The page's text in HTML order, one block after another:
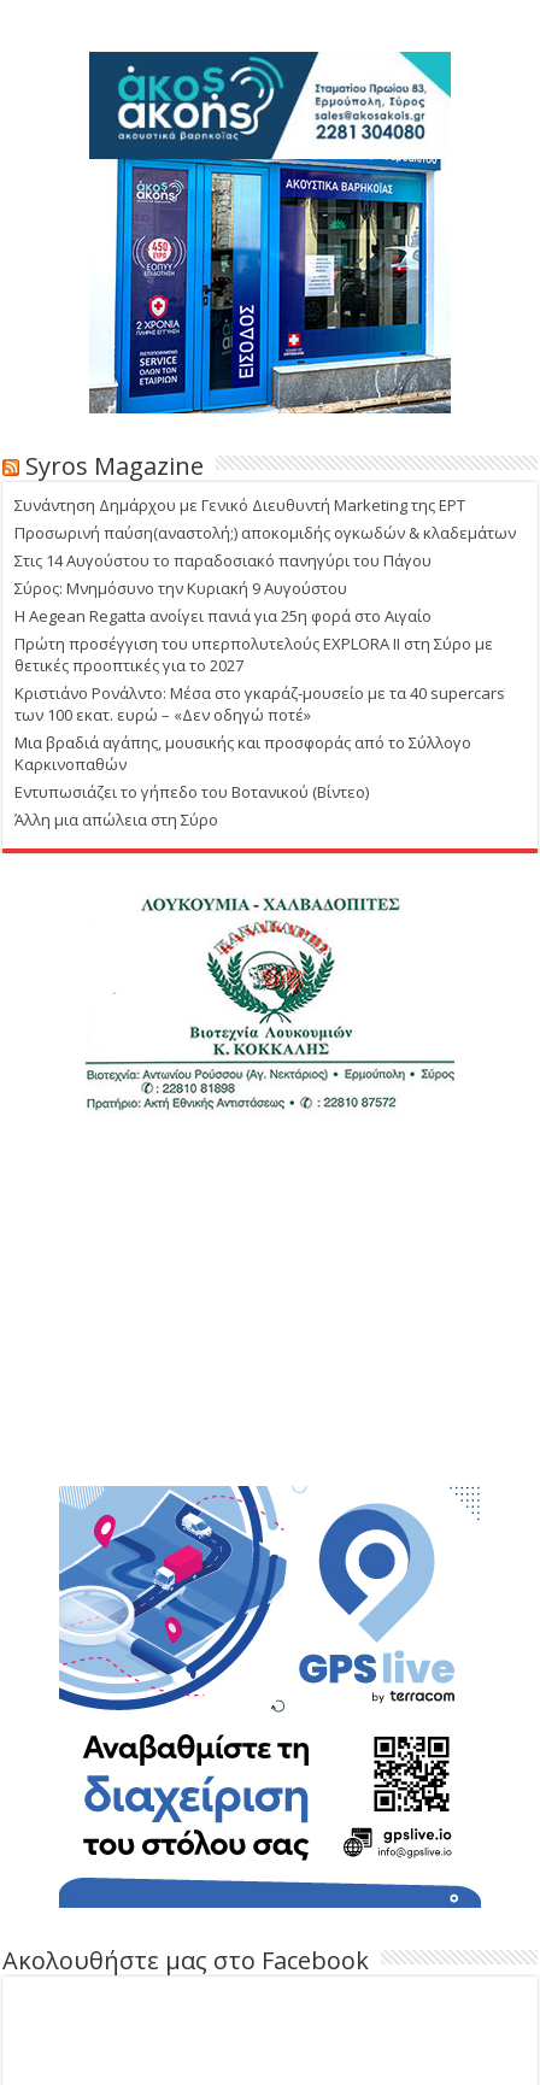
Syros Magazine
Συνάντηση Δημάρχου με Γενικό Διευθυντή Marketing της ΕΡΤ
Προσωρινή παύση(αναστολή;) αποκομιδής ογκωδών & κλαδεμάτων
Στις 14 Αυγούστου το παραδοσιακό πανηγύρι του Πάγου
Σύρος: Μνημόσυνο την Κυριακή 9 Αυγούστου
Η Aegean Regatta ανοίγει πανιά για 25η φορά στο Αιγαίο
Πρώτη προσέγγιση του υπερπολυτελούς EXPLORA II στη Σύρο με
θετικές προοπτικές για το 2027
Κριστιάνο Ρονάλντο: Μέσα στο γκαράζ-μουσείο με τα 40 supercars
των 100 εκατ. ευρώ – «Δεν οδηγώ ποτέ»
Μια βραδιά αγάπης, μουσικής και προσφοράς από το Σύλλογο
Καρκινοπαθών
Εντυπωσιάζει το γήπεδο του Βοτανικού (Βίντεο)
Άλλη μια απώλεια στη Σύρο
Ακολουθήστε μας στο Facebook